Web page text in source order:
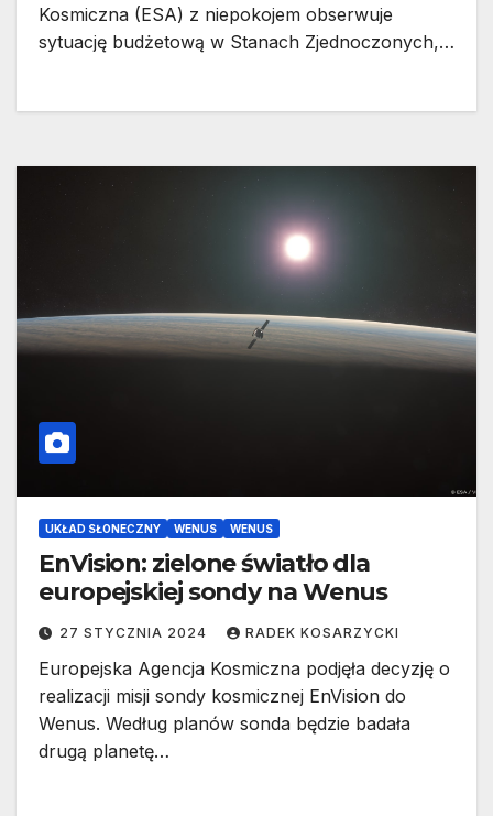
Kosmiczna (ESA) z niepokojem obserwuje
sytuację budżetową w Stanach Zjednoczonych,…
UKŁAD SŁONECZNY WENUS WENUS
EnVision: zielone światło dla
europejskiej sondy na Wenus
27 STYCZNIA 2024 RADEK KOSARZYCKI
Europejska Agencja Kosmiczna podjęła decyzję o
realizacji misji sondy kosmicznej EnVision do
Wenus. Według planów sonda będzie badała
drugą planetę…